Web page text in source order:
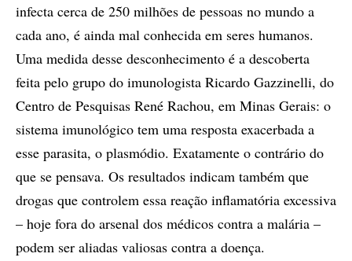
infecta cerca de 250 milhões de pessoas no mundo a
cada ano, é ainda mal conhecida em seres humanos.
Uma medida desse desconhecimento é a descoberta
feita pelo grupo do imunologista Ricardo Gazzinelli, do
Centro de Pesquisas René Rachou, em Minas Gerais: o
sistema imunológico tem uma resposta exacerbada a
esse parasita, o plasmódio. Exatamente o contrário do
que se pensava. Os resultados indicam também que
drogas que controlem essa reação inflamatória excessiva
– hoje fora do arsenal dos médicos contra a malária –
podem ser aliadas valiosas contra a doença.